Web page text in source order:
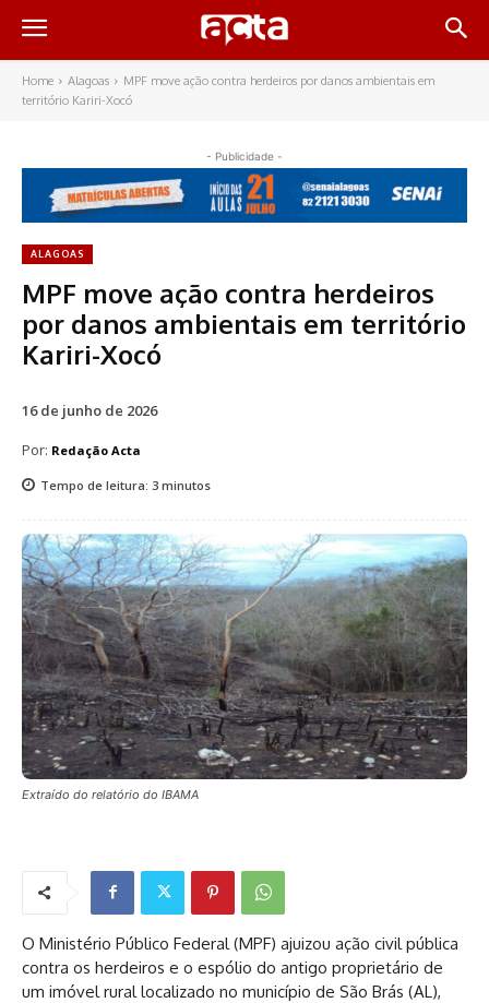
Home Alagoas
MPF move ação contra herdeiros por danos ambientais em
território Kariri-Xocó
- Publicidade -
ALAGOAS
MPF move ação contra herdeiros
por danos ambientais em território
Kariri-Xocó
16 de junho de 2026
Por: Redação Acta
Tempo de leitura: 3 minutos
Extraído do relatório do IBAMA
O Ministério Público Federal (MPF) ajuizou ação civil pública
contra os herdeiros e o espólio do antigo proprietário de
um imóvel rural localizado no município de São Brás (AL),